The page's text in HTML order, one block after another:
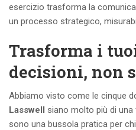
esercizio trasforma la
un processo strategico,
Trasforma i
decisioni, non
Abbiamo visto come le cinque
Lasswell siano molto più di
sono una bussola pratica per